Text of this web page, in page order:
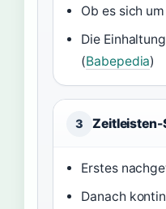
Ob es sich
Die
(Babepedia)
3 Zeitleisten-
Erstes
Danach